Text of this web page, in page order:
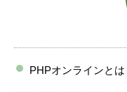
PHPオンラインとは